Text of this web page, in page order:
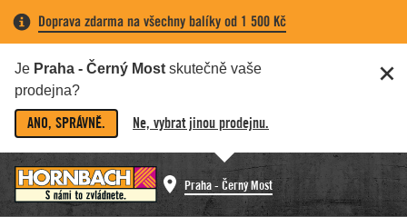
Doprava zdarma na všechny balíky od 1 500 Kč
Je Praha - Černý Most skutečně vaše
prodejna?
ANO, SPRÁVNĚ. Ne, vybrat jinou prodejnu.
Praha - Černý Most